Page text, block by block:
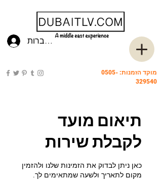
להתחברות
מוקד הזמנות: 0505-
329540
תיאום מועד
לקבלת שירות
כאן ניתן לבדוק את הזמינות שלנו ולהזמין
מקום לתאריך ולשעה שמתאימים לך.